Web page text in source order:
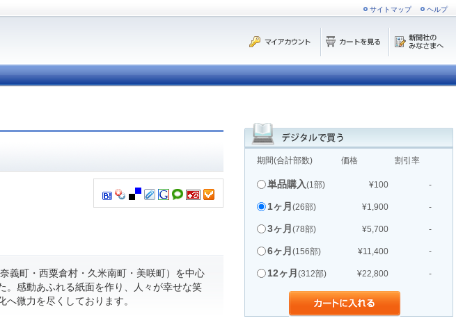
サイトマップ ヘルプ
期間(合計部数) 価格 割引率
単品購入(1部) ¥100 -
1ヶ月 (26部) ¥1,900 -
3ヶ月 (78部) ¥5,700 -
6ヶ月 (156部) ¥11,400 -
12ヶ月 (312部) ¥22,800 -
義町・西粟倉村・久米南町・美咲町）を中心
。感動あふれる紙面を作り、人々が幸せな笑
微力を尽くしております。